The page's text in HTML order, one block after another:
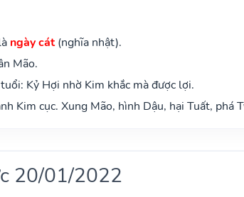
ngày cát(nghĩa nhật).
Mão.
Kỷ Hợi nhờ Kim khắc mà được lợi.
Kim cục. Xung Mão, hình Dậu, hại Tuất, phá
20/01/2022